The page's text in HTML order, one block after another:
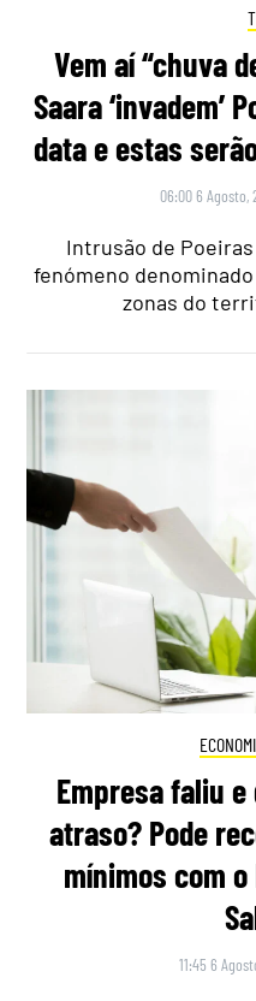
Vem aí “chuva
Saara ‘invadem’
data e estas
06:00 6 Agosto,
Intrusão de
fenómeno
zonas do
Empresa faliu
atraso? Pode
mínimos com o
11:45 6